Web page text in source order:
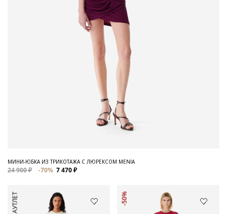
МИНИ-ЮБКА ИЗ ТРИКОТАЖА С ЛЮРЕКСОМ MENIA
24 900 ₽ -70% 7 470 ₽
АУТЛЕТ -50%